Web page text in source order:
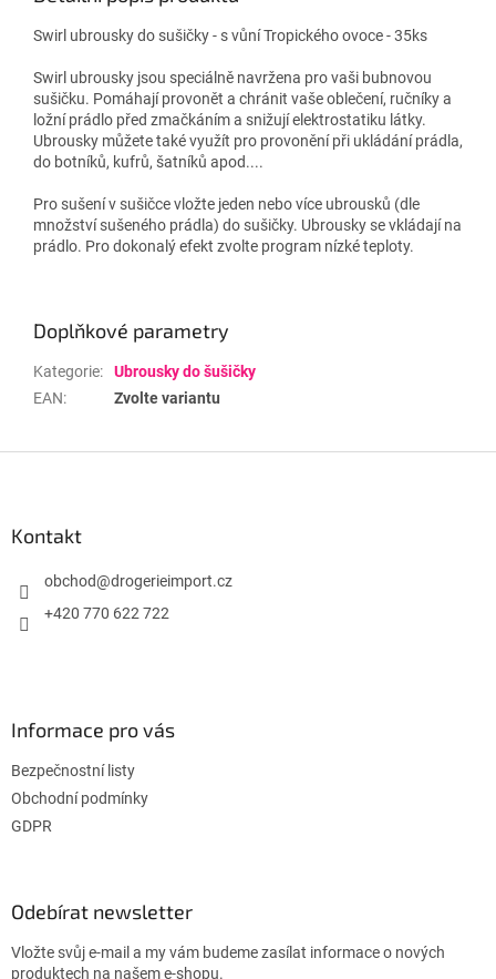
Swirl ubrousky do sušičky - s vůní Tropického ovoce - 35ks
Swirl ubrousky jsou speciálně navržena pro vaši bubnovou
sušičku. Pomáhají provonět a chránit vaše oblečení, ručníky a
ložní prádlo před zmačkáním a snižují elektrostatiku látky.
Ubrousky můžete také využít pro provonění při ukládání prádla,
do botníků, kufrů, šatníků apod....
Pro sušení v sušičce vložte jeden nebo více ubrousků (dle
množství sušeného prádla) do sušičky. Ubrousky se vkládají na
prádlo. Pro dokonalý efekt zvolte program nízké teploty.
Doplňkové parametry
Kategorie:
Ubrousky do šušičky
EAN: Zvolte variantu
Kontakt
obchod@drogerieimport.cz
+420 770 622 722
Informace pro vás
Bezpečnostní listy
Obchodní podmínky
GDPR
Odebírat newsletter
Vložte svůj e-mail a my vám budeme zasílat informace o nových
produktech na našem e-shopu.